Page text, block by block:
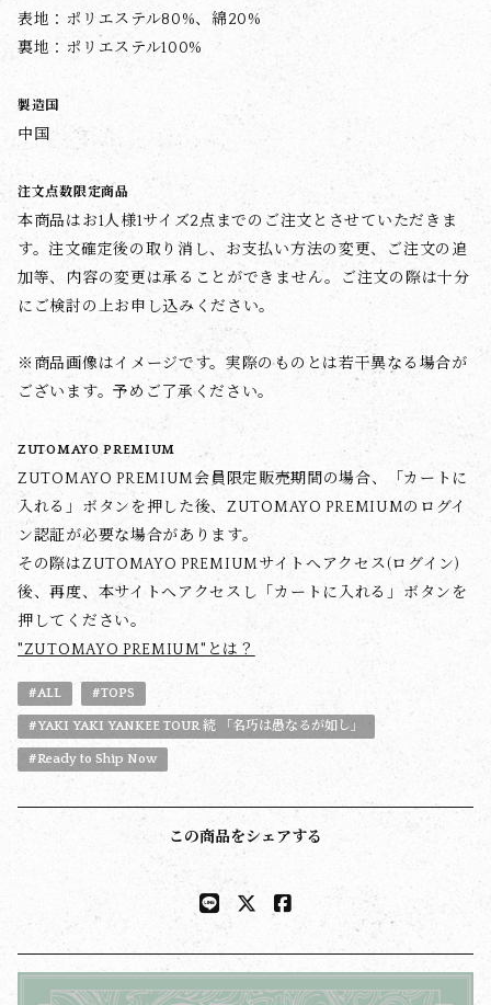
表地：ポリエステル80%、綿20%
裏地：ポリエステル100%
製造国
中国
注文点数限定商品
本商品はお1人様1サイズ2点までのご注文とさせていただきま
す。注文確定後の取り消し、お支払い方法の変更、ご注文の追
加等、内容の変更は承ることができません。ご注文の際は十分
にご検討の上お申し込みください。
※商品画像はイメージです。実際のものとは若干異なる場合が
ございます。予めご了承ください。
ZUTOMAYO PREMIUM
ZUTOMAYO PREMIUM会員限定販売期間の場合、「カートに
入れる」ボタンを押した後、ZUTOMAYO PREMIUMのログイ
ン認証が必要な場合があります。
その際はZUTOMAYO PREMIUMサイトへアクセス(ログイン)
後、再度、本サイトへアクセスし「カートに入れる」ボタンを
押してください。
"ZUTOMAYO PREMIUM"とは？
#ALL #TOPS
#YAKI YAKI YANKEE TOUR 続 「名巧は愚なるが如し」
#Ready to Ship Now
この商品をシェアする